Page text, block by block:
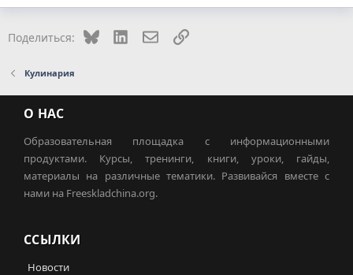
Поделиться: Bluesky LinkedInЭлектронная почта
Ссылка
Кулинария
О НАС
Образовательная площадка с информационными
продуктами. Курсы, тренинги, книги, уроки, гайды,
материалы на различные тематики. Развивайся вместе с
нами на Freeskladchina.org.
ССЫЛКИ
Новости